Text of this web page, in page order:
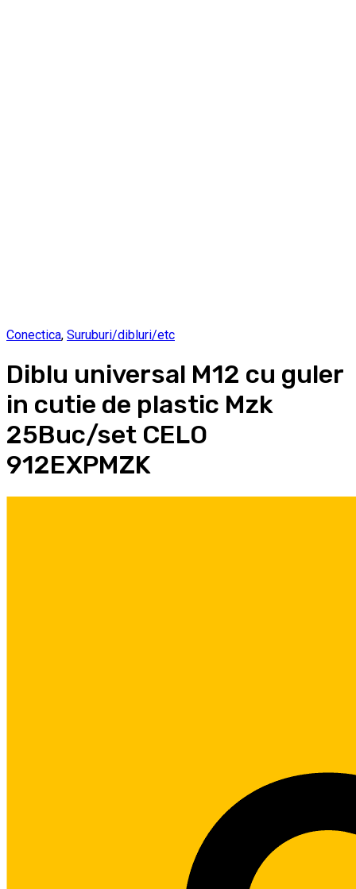
Conectica, Suruburi/dibluri/etc
Diblu universal M12 cu guler
in cutie de plastic Mzk
25Buc/set CELO
912EXPMZK